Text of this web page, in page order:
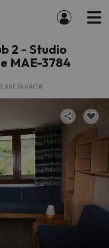
2 - Studio
MAE-3784
sur la carte